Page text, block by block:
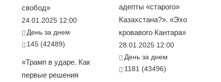
свобод»
24.01.2025 12:00
День за днем
145 (42489)
«Трамп в ударе. Как
первые решения
адепты «старого»
Казахстана?». «Эхо
кровавого Кантара»
28.01.2025 12:00
День за днем
1181 (43496)